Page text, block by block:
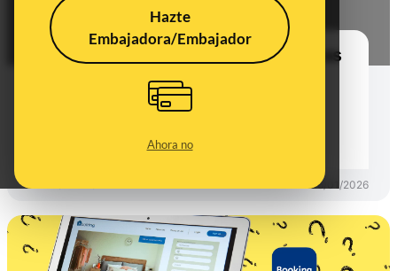
Hazte
Embajadora/Embajador
Ahora no
"Están cogiendo datos de reservas
y te mandan un WhatsApp": así
intentan engañarte haciéndose
reservado por Booking
PREBUNKING 26/01/2026